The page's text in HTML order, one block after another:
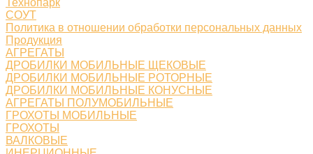
Технопарк
СОУТ
Политика в отношении обработки персональных данных
Продукция
АГРЕГАТЫ
ДРОБИЛКИ МОБИЛЬНЫЕ ЩЕКОВЫЕ
ДРОБИЛКИ МОБИЛЬНЫЕ РОТОРНЫЕ
ДРОБИЛКИ МОБИЛЬНЫЕ КОНУСНЫЕ
АГРЕГАТЫ ПОЛУМОБИЛЬНЫЕ
ГРОХОТЫ МОБИЛЬНЫЕ
ГРОХОТЫ
ВАЛКОВЫЕ